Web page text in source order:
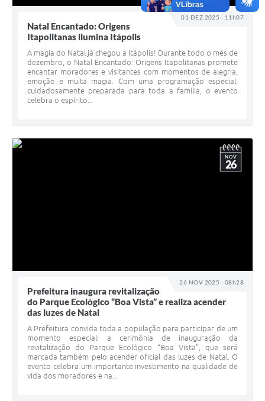
01 DEZ 2025 - 11h07
Natal Encantado: Origens
Itapolitanas ilumina Itápolis
A magia do Natal já chegou a Itápolis! Durante todo o mês de
dezembro, o Natal Encantado: Origens Itapolitanas promete
encantar moradores e visitantes com momentos de alegria,
emoção e muita magia. Com uma programação especial,
cuidadosamente preparada para toda a família, o evento
celebra o espírito...
26 NOV 2025 - 08h28
NOV
26
Prefeitura inaugura revitalização
do Parque Ecológico “Boa Vista” e realiza acender
das luzes de Natal
A Prefeitura convida toda a população para participar de um
momento especial: a cerimônia de inauguração da
revitalização do Parque Ecológico “Boa Vista”, que será
marcada também pelo acender oficial das luzes de Natal. O
evento celebra um importante investimento na qualidade de
vida dos moradores e na...